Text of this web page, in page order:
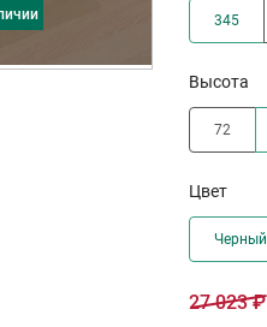
345
Высота
72
Цвет
Черный
27 023 ₽